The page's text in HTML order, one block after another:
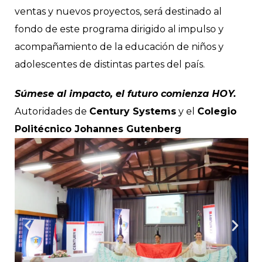
ventas y nuevos proyectos, será destinado al
fondo de este programa dirigido al impulso y
acompañamiento de la educación de niños y
adolescentes de distintas partes del país.
Súmese al impacto, el futuro comienza HOY.
Autoridades de Century Systems y el Colegio
Politécnico Johannes Gutenberg